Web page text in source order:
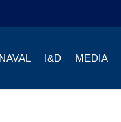
I&D MEDIA